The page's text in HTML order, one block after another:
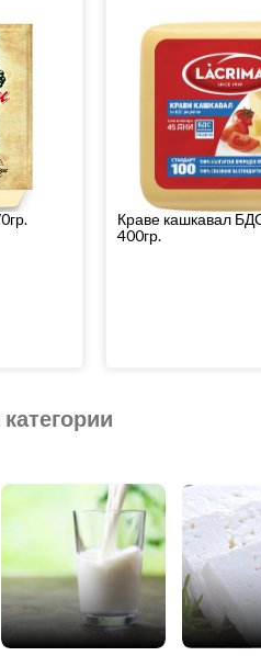
Краве кашкавал
400гр.